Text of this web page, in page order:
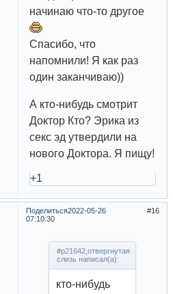
начинаю что-то другое
Спасибо, что
напомнили! Я как раз
один заканчиваю))
А кто-нибудь смотрит
Доктор Кто? Эрика из
секс эд утвердили на
нового Доктора. Я пищу!
+1
Поделиться 16
2022-05-26
07:10:30
#p21642,отвергнутая
слизь написал(а):
кто-нибудь